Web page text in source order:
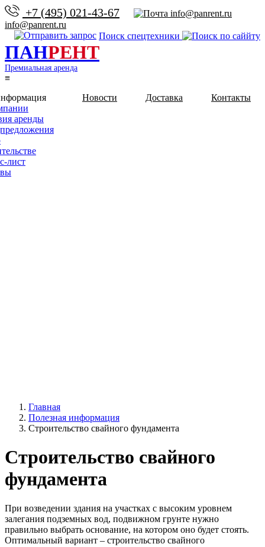
+7 (495) 021-43-67
info@panrent.ru
Поиск спецтехники
ПАНРЕНТ
Премиальная аренда
≡
аренды
лист
Новости Доставка Контакты
Главная
Полезная информация
Строительство свайного фундамента
Строительство свайного
фундамента
При возведении здания на участках с высоким уровнем
залегания подземных вод, подвижном грунте нужно
правильно выбрать основание, на котором оно будет стоять.
Оптимальный вариант – строительство свайного